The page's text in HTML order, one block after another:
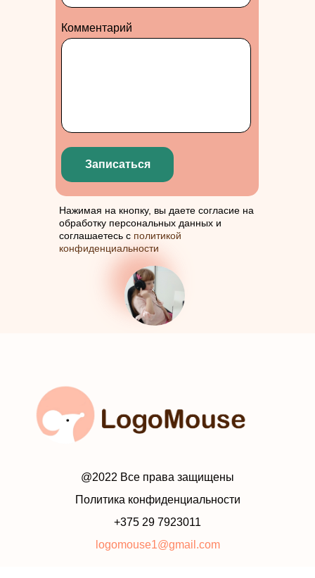
Комментарий
Записаться
Нажимая на кнопку, вы даете согласие на
обработку персональных данных и
соглашаетесь с политикой
конфиденциальности
@2022 Все права защищены
Политика конфиденциальности
+375 29 7923011
logomouse1@gmail.com